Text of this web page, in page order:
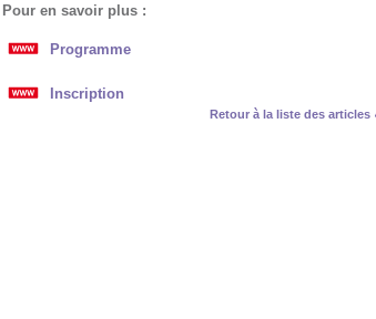
Pour en savoir plus :
Programme
Inscription
Retour à la liste des articles